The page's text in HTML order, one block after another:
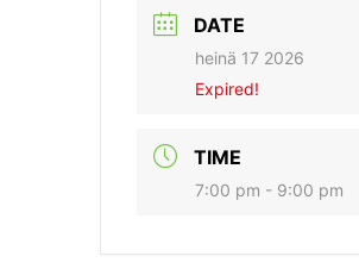
DATE
heinä 17 2026
Expired!
TIME
7:00 pm - 9:00 pm